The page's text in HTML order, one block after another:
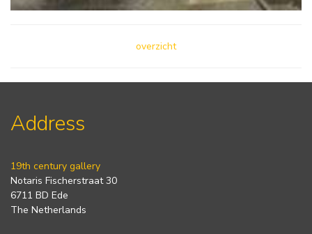
overzicht
Address
19th century gallery
Notaris Fischerstraat 30
6711 BD Ede
The Netherlands